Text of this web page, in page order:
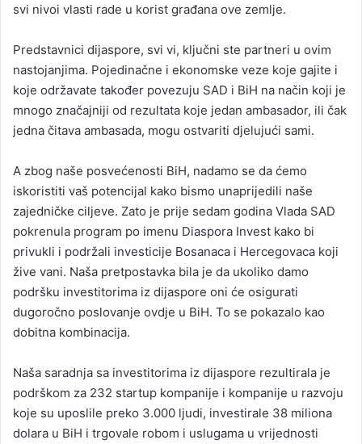
svi nivoi vlasti rade u korist građana ove zemlje.
Predstavnici dijaspore, svi vi, ključni ste partneri u ovim
nastojanjima. Pojedinačne i ekonomske veze koje gajite i
koje održavate također povezuju SAD i BiH na način koji je
mnogo značajniji od rezultata koje jedan ambasador, ili čak
jedna čitava ambasada, mogu ostvariti djelujući sami.
A zbog naše posvećenosti BiH, nadamo se da ćemo
iskoristiti vaš potencijal kako bismo unaprijedili naše
zajedničke ciljeve. Zato je prije sedam godina Vlada SAD
pokrenula program po imenu Diaspora Invest kako bi
privukli i podržali investicije Bosanaca i Hercegovaca koji
žive vani. Naša pretpostavka bila je da ukoliko damo
podršku investitorima iz dijaspore oni će osigurati
dugoročno poslovanje ovdje u BiH. To se pokazalo kao
dobitna kombinacija.
Naša saradnja sa investitorima iz dijaspore rezultirala je
podrškom za 232 startup kompanije i kompanije u razvoju
koje su uposlile preko 3.000 ljudi, investirale 38 miliona
dolara u BiH i trgovale robom i uslugama u vrijednosti